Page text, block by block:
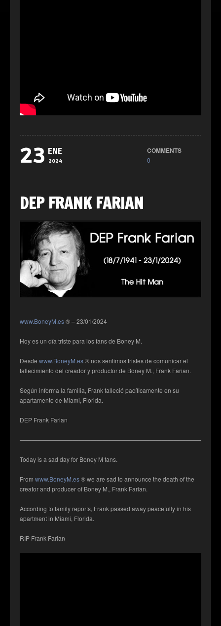
23 ENE
2024
COMMENTS
0
DEP FRANK FARIAN
www.BoneyM.es® – 23/01/2024
Hoy es un día triste para los fans de Boney M.
Desde www.BoneyM.es® nos sentimos tristes de comunicar el
fallecimiento del creador y productor de Boney M., Frank Farian.
Según informa la familia, Frank falleció pacíficamente en su
apartamento de Miami, Florida.
DEP Frank Farian
Today is a sad day for Boney M fans.
From www.BoneyM.es® we are sad to announce the death of the
creator and producer of Boney M., Frank Farian.
According to family reports, Frank passed away peacefully in his
apartment in Miami, Florida.
RIP Frank Farian